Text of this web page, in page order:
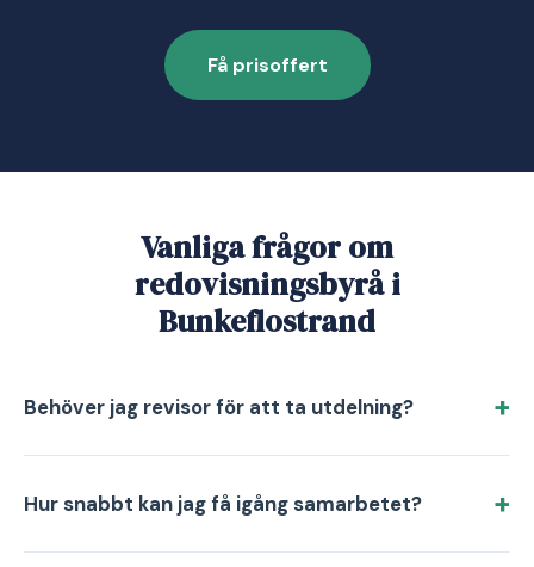
Få prisoffert
Vanliga frågor om
redovisningsbyrå i
Bunkeflostrand
Behöver jag revisor för att ta utdelning?
Hur snabbt kan jag få igång samarbetet?